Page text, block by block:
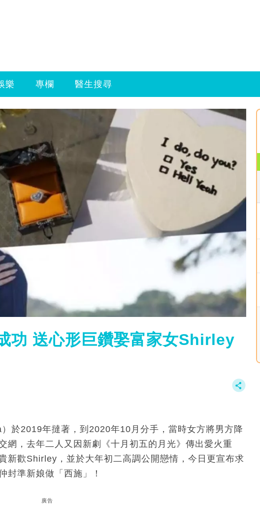
樂 專欄 醫生搜尋
功 送心形巨鑽娶富家女Shirley
於2019年撻著，到2020年10月分手，當時女方將男方降
網，去年二人又因新劇《十月初五的月光》傳出愛火重
新歡Shirley，並於大年初二高調公開戀情，今日更宣布求
封準新娘做「西施」！
廣告